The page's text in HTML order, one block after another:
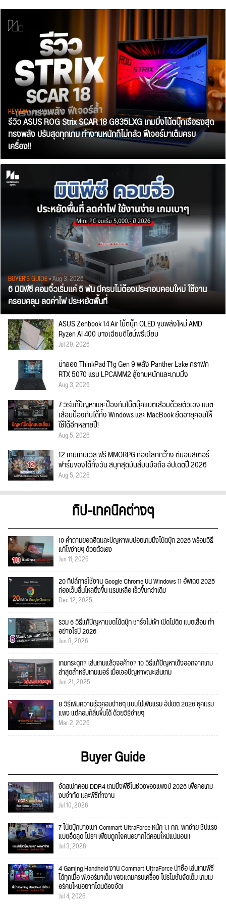
REVIEW• Jul 28, 2026
รีวิว ASUS ROG Strix SCAR 18 G835LXG เกมมิ่งโน้ตบุ๊กเรือธงสุด
ทรงพลัง ปรับสุดทุกเกม ทำงานหนักก็ไม่กลัว ฟีเจอร์มาเต็มครบ
เครื่อง!!
BUYER'S GUIDE• Aug 3, 2026
6 มินิพีซี คอมจิ๋วเริ่มแค่ 5 พัน มีครบไม่ต้องประกอบคอมใหม่ ใช้งาน
ครอบคลุม ลดค่าไฟ ประหยัดพื้นที่
ASUS Zenbook 14 Air โน้ตบุ๊ก OLED ขุมพลังใหม่ AMD
Ryzen AI 400 บางเฉียบดีไซน์พรีเมียม
Jul 29, 2026
น่าลอง ThinkPad T1g Gen 9 พลัง Panther Lake กราฟิก
RTX 5070 แรม LPCAMM2 สู้งานหนักและเกมมิ่ง
Aug 3, 2026
7 วิธีแก้ปัญหาและป้องกันโน๊ตบุ๊คแบตเสื่อมด้วยตัวเอง แบต
เสื่อมป้องกันได้ทั้ง Windows และ MacBook ยืดอายุคอมให้
ใช้ได้อีกหลายปี!
Aug 5, 2026
12 เกมเก็บเวล ฟรี MMORPG ท่องโลกกว้าง ตีมอนสเตอร์
ฟาร์มของได้ทั้งวัน สนุกสุดมันส์บนมือถือ อัปเดตปี 2026
Aug 5, 2026
ทิป-เทคนิคต่างๆ
10 คำถามยอดฮิตและปัญหาพบบ่อยเกมมิ่งโน้ตบุ๊ก 2026 พร้อมวิธี
แก้ไขง่ายๆ ด้วยตัวเอง
Jun 11, 2026
20 ทิปส์การใช้งาน Google Chrome บน Windows 11 อัพเดต 2025
ท่องเว็บลื่นไหลยิ่งขึ้น แรมเหลือ เร็วขึ้นกว่าเดิม
Dec 12, 2025
รวม 6 วิธีแก้ปัญหาแบตโน้ตบุ๊ก ชาร์จไม่เข้า เปิดไม่ติด แบตเสื่อม ทำ
อย่างไรปี 2026
Jun 8, 2026
เกมกระตุก? เล่นเกมแล้วจอค้าง? 10 วิธีแก้ปัญหาเด้งออกจากเกม
ล่าสุดสำหรับเกมเมอร์ เมื่อเจอปัญหาขณะเล่นเกม
Jun 21, 2025
8 วิธีเพิ่มความเร็วคอมง่ายๆ แบบไม่เพิ่มแรม อัปเดต 2026 ยุคแรม
แพง แต่คอมก็ลื่นขึ้นได้ ด้วยวิธีง่ายๆ
Mar 2, 2026
Buyer Guide
จัดสเปกคอม DDR4 เกมมิ่งพีซีในช่วงของแพงปี 2026 เพื่อคอเกม
งบจำกัด และพีซีทำงาน
Jul 10, 2026
7 โน้ตบุ๊กบางเบา Commart UltraForce หนัก 1.1 กก. พกง่าย ชิปแรง
แบตอึดสุด โปรฯ เพียบถูกใจคนอยากได้คอมใ่หม่แน่นอน!!
Jul 3, 2026
4 Gaming Handheld งาน Commart UltraForce น่าซื้อ เล่นเกมพีซี
ได้ทุกเมื่อ ฟีเจอร์มาเต็ม ของแถมครบเครื่อง โปรโมชั่นจัดเต็ม เกมเม
อร์คนไหนอยากโดนต้องจัด!
Jul 4, 2026